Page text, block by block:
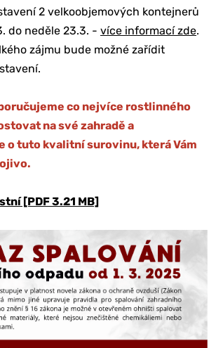
2 velkoobjemových kontejnerů
do neděle 23.3. - více informací zde.
zájmu bude možné zařídit
co nejvíce rostlinného
na své zahradě a
o tuto kvalitní surovinu, která Vám
[PDF 3.21 MB]